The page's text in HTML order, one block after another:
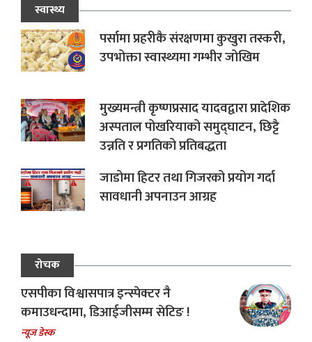
स्वास्थ्य
पर्सामा प्रहरीकै संरक्षणमा कुखुरा तस्करी,
उपभोक्ता स्वास्थ्यमा गम्भीर जोखिम
मुख्यमन्त्री कृष्णप्रसाद यादवद्वारा प्रादेशिक
अस्पताल पोखरियाको समुद्घाटन, छिट्टै
उन्नति र प्रगतिको प्रतिबद्धता
जाडोमा हिटर तथा गिजरको प्रयोग गर्दा
सावधानी अपनाउन आग्रह
रोचक
एसपीका विश्वासपात्र इन्स्पेक्टर नै
कमाउधन्दामा, डिआईजीसम्म सेटिङ !
न्यूज डेस्क